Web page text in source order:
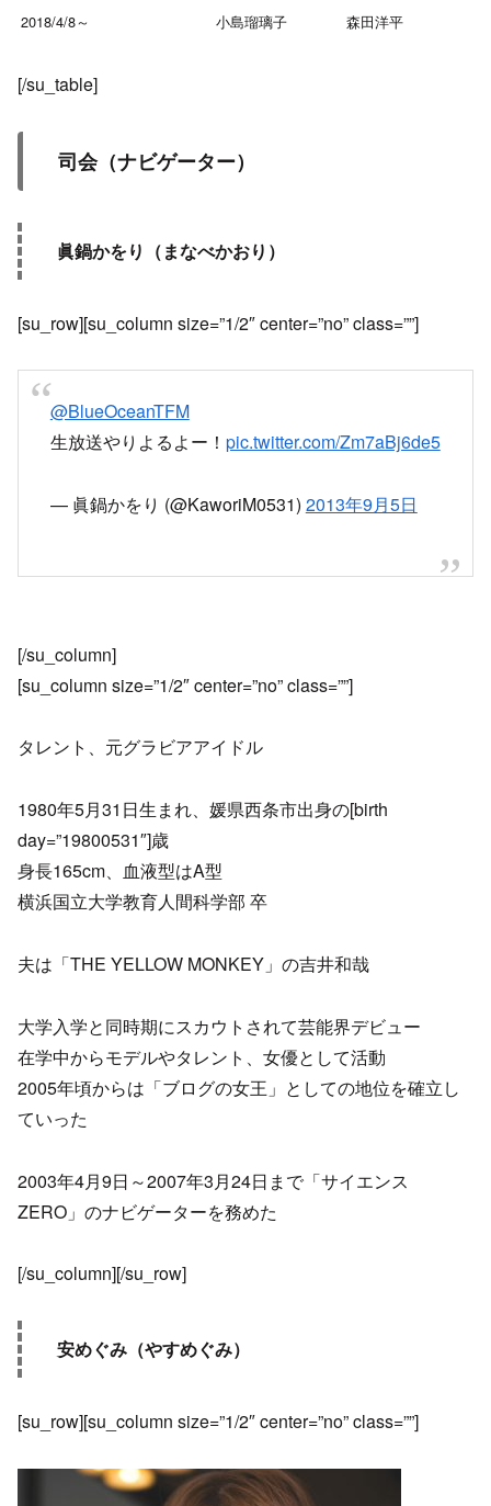
2018/4/8～ 小島瑠璃子 森田洋平
[/su_table]
司会（ナビゲーター）
眞鍋かをり（まなべかおり）
[su_row][su_column size=”1/2″ center=”no” class=””]
@BlueOceanTFM
生放送やりよるよー！ pic.twitter.com/Zm7aBj6de5
— 眞鍋かをり (@KaworiM0531) 2013年9月5日
[/su_column]
[su_column size=”1/2″ center=”no” class=””]
タレント、元グラビアアイドル
1980年5月31日生まれ、媛県西条市出身の[birth
day=”19800531″]歳
身長165cm、血液型はA型
横浜国立大学教育人間科学部 卒
夫は「THE YELLOW MONKEY」の吉井和哉
大学入学と同時期にスカウトされて芸能界デビュー
在学中からモデルやタレント、女優として活動
2005年頃からは「ブログの女王」としての地位を確立し
ていった
2003年4月9日～2007年3月24日まで「サイエンス
ZERO」のナビゲーターを務めた
[/su_column][/su_row]
安めぐみ（やすめぐみ）
[su_row][su_column size=”1/2″ center=”no” class=””]